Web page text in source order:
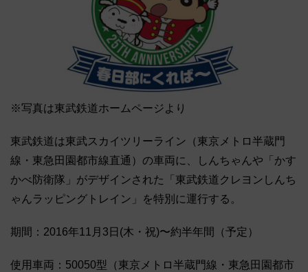
※写真は東武鉄道ホームページより
東武鉄道は東武スカイツリーライン（東京メトロ半蔵門
線・東急田園都市線直通）の車両に、しんちゃんや「かす
かべ防衛隊」がデザインされた「東武鉄道クレヨンしんち
ゃんラッピングトレイン」を特別に運行する。
期間：2016年11月3日(木・祝)〜約半年間（予定）
使用車両：50050型（東京メトロ半蔵門線・東急田園都市